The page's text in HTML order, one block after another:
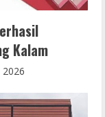
Kalam
2026